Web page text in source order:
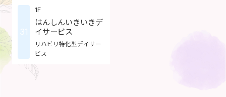
31
1F
はんしんいきいきデ
イサービス
リハビリ特化型デイサー
ビス